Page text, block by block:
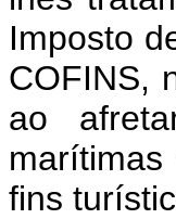
Imposto
COFINS,
ao
fins